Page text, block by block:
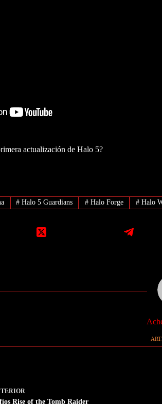
actualización de Halo 5?
# Halo 5 Guardians # Halo Forge # Halo
Rise of the Tomb Raider